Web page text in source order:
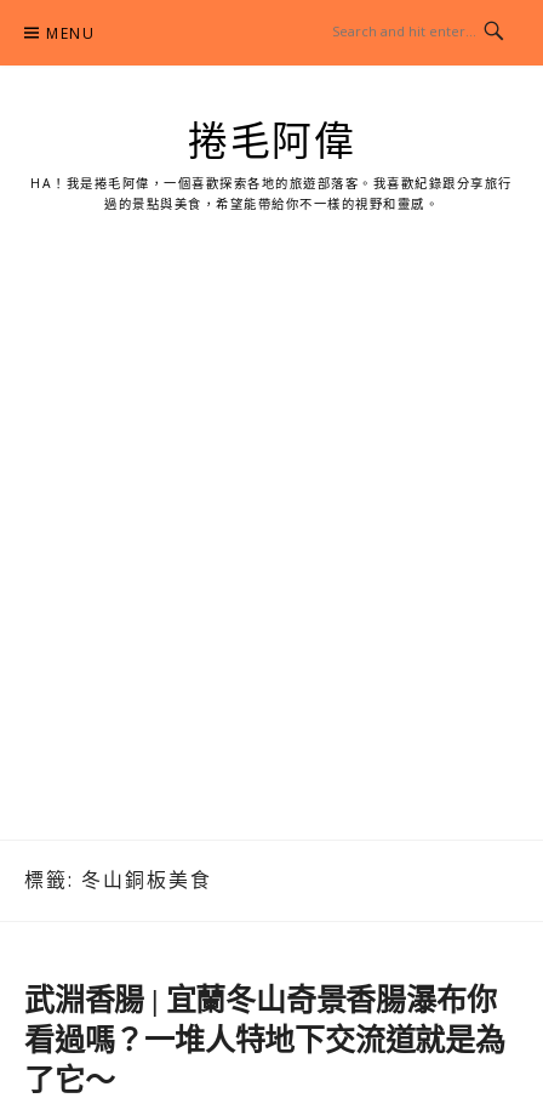
content
MENU
捲毛阿偉
HA！我是捲毛阿偉，一個喜歡探索各地的旅遊部落客。我喜歡紀錄跟分享旅行
過的景點與美食，希望能帶給你不一樣的視野和靈感。
標籤: 冬山銅板美食
武淵香腸 | 宜蘭冬山奇景香腸瀑布你
看過嗎？一堆人特地下交流道就是為
了它～